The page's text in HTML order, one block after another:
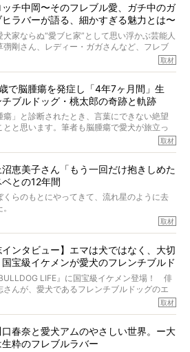
ッチ中岡〜そのフレブル愛、ガチ中のガ
ラバーが語る、細かすぎる魅力とは〜
家ならぬ“愛ブヒ家”として思い浮かぶ芸能人
彅剛さん、レディー・ガガさんなど、フレブ
る方が多いと思います。が、ロッチ中岡さん
グラムを覗くと、たくさんのフレブルアカウ
されていて、わが『FRENCH BULLDOG
のnicoやトーラスも、その中の一頭。
んに、フレブルの魅力を語っていただきまし
愛っぷりは、思ってた以上！ ガチ中のガチ
取材
で脳腫瘍を発症し「4年7ヶ月間」生
ブルドッグ・桃太郎の奇跡と軌跡
瘍」と診断されたとき、言葉にできない絶望
とと思います。筆者も脳腫瘍で愛犬が旅立っ
からこそ、どれほど厄介で困難な病気かを理
レンチブルドッグの桃太郎は9歳で脳腫瘍を発
4年7ヶ月間も生き抜いたのです。旅立ったと
歳と11ヶ月、レジェンド級のレジェンドでし
、治療後3年間は一度も発作が起きなかったと
レンチブルドッグだけでなく、脳腫瘍と闘う
ーである佐藤さんご夫婦に、治療の選択やケ
しくお話しをうかがいました。
取材
沼恵美子さん「もう一回だけ抱きしめた
との12年間
くらのもとにやってきて、流れ星のように去
思う。
いますぐ解消することはできないが、話をき
り笑ったりするのもいいだろう。
た、こんなにいい子だった、ほんとうに愛し
恵美子さんのご自宅へ伺って、お話をきこう
取材
インタビュー】エマは犬ではなく、大切
宝級イケメンが愛犬のフレンチブルド
に登場
BULLDOG LIFE』に国宝級イケメン登場！ 俳
さんが、愛犬であるフレンチブルドッグのエ
歳の女の子）にメロメロとの情報を聞きつけ、
が次から次へと飛び出しました。
取材
口春奈と愛犬アムのやさしい世界。ー大
生粋のフレブルラバー